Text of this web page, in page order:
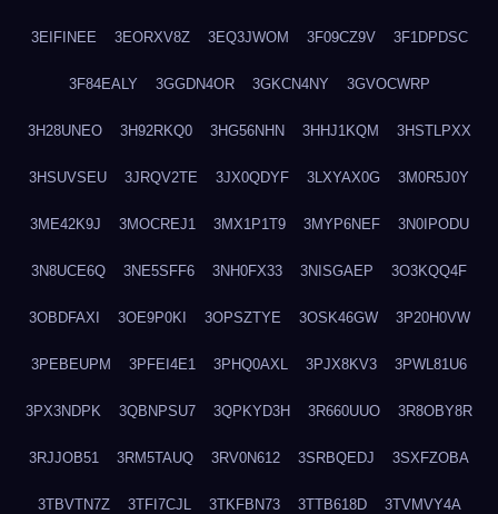
3EIFINEE 3EORXV8Z 3EQ3JWOM 3F09CZ9V 3F1DPDSC
3F84EALY 3GGDN4OR 3GKCN4NY 3GVOCWRP
3H28UNEO 3H92RKQ0 3HG56NHN 3HHJ1KQM 3HSTLPXX
3HSUVSEU 3JRQV2TE 3JX0QDYF 3LXYAX0G 3M0R5J0Y
3ME42K9J 3MOCREJ1 3MX1P1T9 3MYP6NEF 3N0IPODU
3N8UCE6Q 3NE5SFF6 3NH0FX33 3NISGAEP 3O3KQQ4F
3OBDFAXI 3OE9P0KI 3OPSZTYE 3OSK46GW 3P20H0VW
3PEBEUPM 3PFEI4E1 3PHQ0AXL 3PJX8KV3 3PWL81U6
3PX3NDPK 3QBNPSU7 3QPKYD3H 3R660UUO 3R8OBY8R
3RJJOB51 3RM5TAUQ 3RV0N612 3SRBQEDJ 3SXFZOBA
3TBVTN7Z 3TFI7CJL 3TKFBN73 3TTB618D 3TVMVY4A